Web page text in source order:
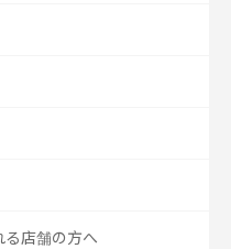
る店舗の方へ